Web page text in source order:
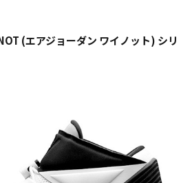
(エアジョーダン ワイノット) シリ